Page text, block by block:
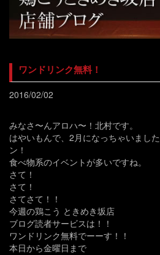
ワンドリンク無料！
2016/02/02
みなさ〜んアロハ〜！北村です。
はやいもんで、2月になっちゃいまし
ン！
食べ物系のイベントが多いですね。
さて！
さて！
さてさて！！
今週の鶏こう ときめき坂店
ブログ読者サービスは！！
ワンドリンク無料でーーす！！
本日から金曜日まで